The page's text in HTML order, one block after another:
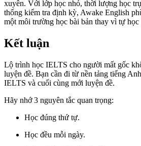
xuyên. Với lớp học nhỏ, thời lượng học
thống kiểm tra định kỳ, Awake English
một môi trường học bài bản thay vì tự học
Kết luận
Lộ trình học IELTS cho người mất gốc
luyện đề. Bạn cần đi từ nền tảng tiếng
IELTS và cuối cùng mới luyện đề.
Hãy nhớ 3 nguyên tắc quan trọng:
Học đúng thứ tự.
Học đều mỗi ngày.